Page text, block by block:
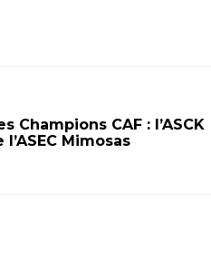
Champions CAF : l’ASCK
Mimosas